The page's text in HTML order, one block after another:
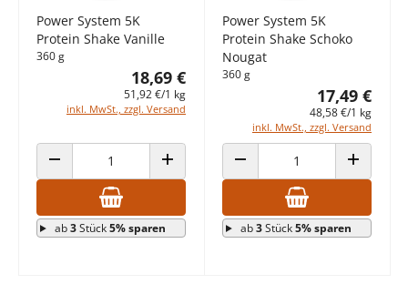
Power System 5K
Protein Shake Vanille
360 g
18,69 €
51,92 €/1 kg
inkl. MwSt., zzgl. Versand
ANZAHL VERRINGERN ANZAHL ERHÖHEN
ab3Stück5% sparen
Power System 5K
Protein Shake Schoko
Nougat
360 g
17,49 €
48,58 €/1 kg
inkl. MwSt., zzgl. Versand
ANZAHL VERRINGERN ANZAHL
ab3Stück5% sparen